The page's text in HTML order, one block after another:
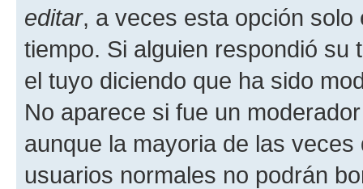
editar, a veces esta opción
tiempo. Si alguien respondió
el tuyo diciendo que ha sido
No aparece si fue un
aunque la mayoria de las
usuarios normales no podrán